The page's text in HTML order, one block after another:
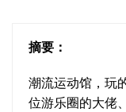
摘要：
潮流运动馆，玩
位游乐圈的大佬